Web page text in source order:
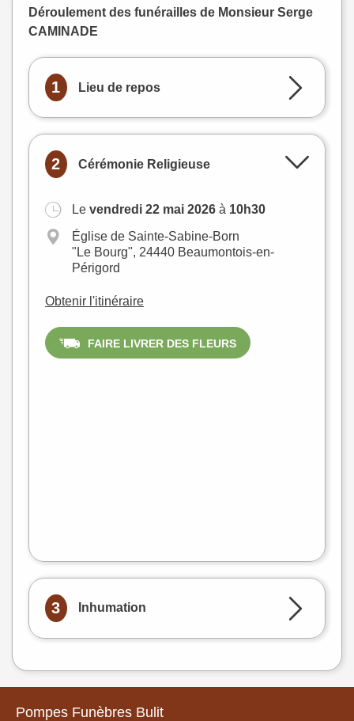
Déroulement des funérailles de Monsieur Serge
CAMINADE
1 Lieu de repos
2 Cérémonie Religieuse
Le vendredi 22 mai 2026 à 10h30
Église de Sainte-Sabine-Born
"Le Bourg", 24440 Beaumontois-en-
Périgord
Obtenir l'itinéraire
FAIRE LIVRER DES FLEURS
3 Inhumation
Pompes Funèbres Bulit